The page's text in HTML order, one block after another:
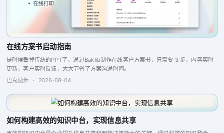
在线方案书启动指南
是时候丢掉传统的PPT了，通过Baklib制作在线客户方案书，只需要 3 步，内容实时
更新，客户实时反馈，大大节省了方案沟通时间。
巴克励步
· 2026-08-04
如何构建高效的知识中台，实现信息共享